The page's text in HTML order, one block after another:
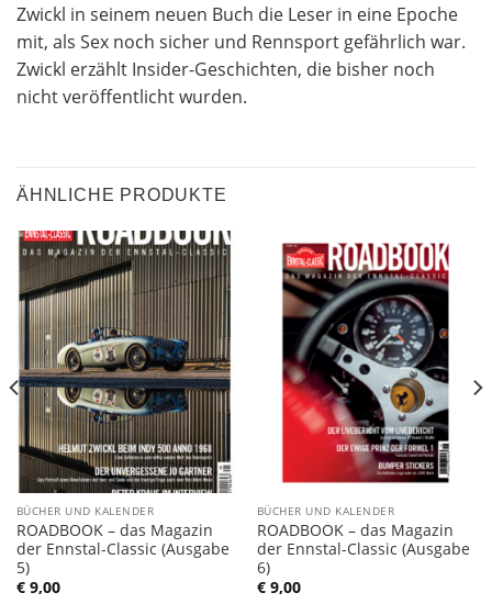
Zwickl in seinem neuen Buch die Leser in eine Epoche
mit, als Sex noch sicher und Rennsport gefährlich war.
Zwickl erzählt Insider-Geschichten, die bisher noch
nicht veröffentlicht wurden.
ÄHNLICHE PRODUKTE
BÜCHER UND KALENDER
ROADBOOK – das Magazin
der Ennstal-Classic (Ausgabe
5)
€9,00
BÜCHER UND KALENDER
ROADBOOK – das Magazin
der Ennstal-Classic (Ausgabe
6)
€9,00